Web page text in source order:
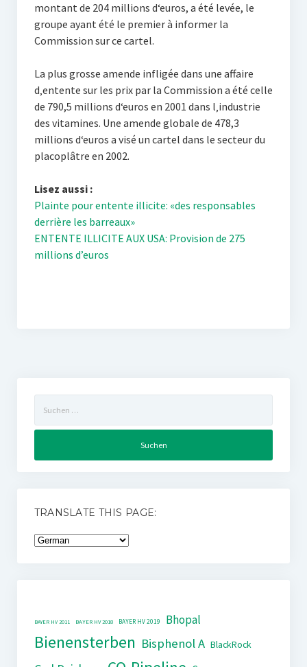
montant de 204 millions d‘euros, a été levée, le
groupe ayant été le premier à informer la
Commission sur ce cartel.
La plus grosse amende infligée dans une affaire
d‚entente sur les prix par la Commission a été celle
de 790,5 millions d‘euros en 2001 dans l‚industrie
des vitamines. Une amende globale de 478,3
millions d‘euros a visé un cartel dans le secteur du
placoplâtre en 2002.
Lisez aussi :
Plainte pour entente illicite: «des responsables
derrière les barreaux»
ENTENTE ILLICITE AUX USA: Provision de 275
millions d’euros
nach:
TRANSLATE THIS PAGE:
BAYER HV 2011 BAYER HV 2018 BAYER HV 2019 Bhopal
Bienensterben Bisphenol A BlackRock